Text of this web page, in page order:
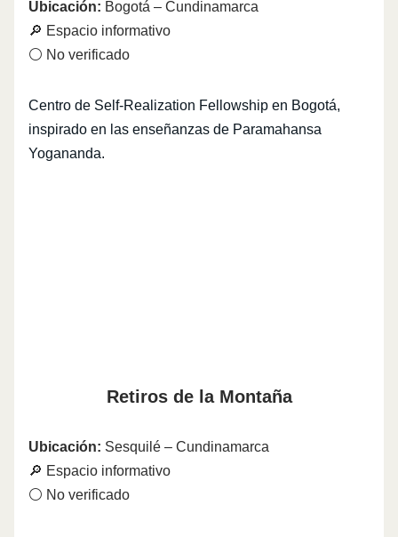
Ubicación: Bogotá – Cundinamarca
🔎 Espacio informativo
⚪ No verificado
Centro de Self-Realization Fellowship en Bogotá,
inspirado en las enseñanzas de Paramahansa
Yogananda.
Retiros de la Montaña
Ubicación: Sesquilé – Cundinamarca
🔎 Espacio informativo
⚪ No verificado